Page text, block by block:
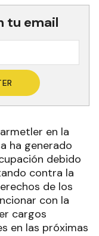
tu email
en la
ha generado
debido
contra la
de los
con la
cargos
en las próximas